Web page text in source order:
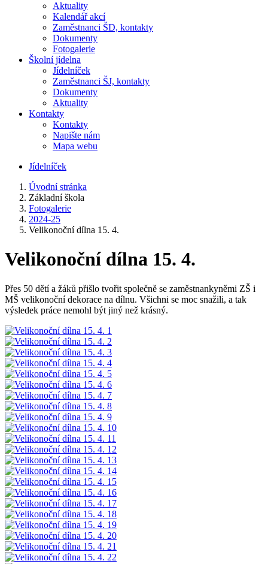
Aktuality
Kalendář akcí
Zaměstnanci ŠD, kontakty
Dokumenty
Fotogalerie
Školní jídelna
Jídelníček
Zaměstnanci ŠJ, kontakty
Dokumenty
Aktuality
Kontakty
Kontakty
Napište nám
Mapa webu
Jídelníček
Úvodní stránka
Základní škola
Fotogalerie
2024-25
Velikonoční dílna 15. 4.
Velikonoční dílna 15. 4.
Přes 50 dětí a žáků přišlo tvořit společně se zaměstnankyněmi ZŠ i
MŠ velikonoční dekorace na dílnu. Všichni se moc snažili, a tak
výsledek práce nemohl být jiný než krásný.